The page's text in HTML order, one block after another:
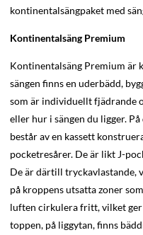
kontinentalsängpaket med
Kontinentalsäng Premium
Kontinentalsäng Premium är
sängen finns en uderbädd,
som är individuellt fjädrande
eller hur i sängen du ligger.
består av en kassett
pocketresårer. De är likt J-
De är därtill tryckavlastande,
på kroppens utsatta zoner
luften cirkulera fritt, vilket
toppen, på liggytan, finns